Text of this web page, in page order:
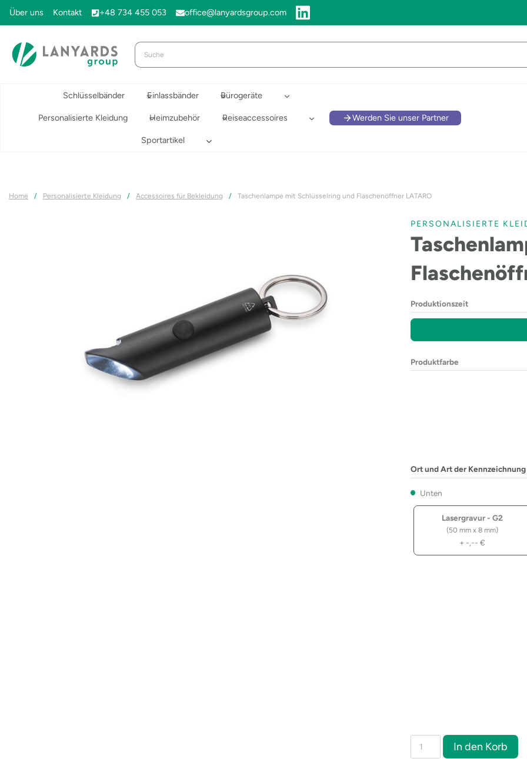
Zum
Inhalt
Über uns Kontakt +48 734 455 053 office@lanyardsgroup.com
Schlüsselbänder Einlassbänder Bürogeräte
Personalisierte Kleidung Heimzubehör Reiseaccessoires
Sportartikel
Werden Sie unser Partner
Home / Personalisierte Kleidung / Accessoires für Bekleidung / Taschenlampe mit Schlüsselring und Flaschenöffner LATARO
PERSONALISIERTE
Produktionszeit
Produktfarbe
Ort und Art der
Unten
Lasergravur - G2
(50 mm x 8 mm)
+ -,-- €
Taschenlampe
mit
In den Korb